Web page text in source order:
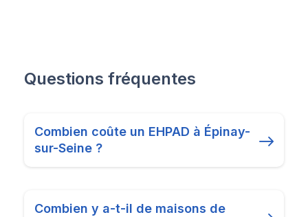
Questions fréquentes
Combien coûte un EHPAD à Épinay-
sur-Seine ?
Combien y a-t-il de maisons de